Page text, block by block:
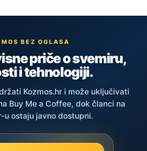
BEZ OGLASA
priče o svemiru,
i tehnologiji.
Kozmos.hr i može uključivati
Buy Me a Coffee, dok članci na
u ostaju javno dostupni.